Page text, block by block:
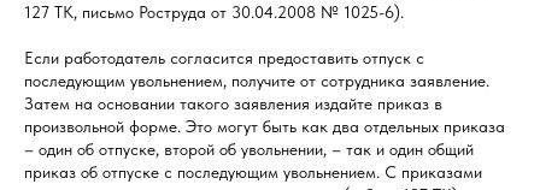
127 ТК, письмо Роструда от 30.04.2008 № 1025-6).
Если работодатель согласится предоставить отпуск с
последующим увольнением, получите от сотрудника заявление.
Затем на основании такого заявления издайте приказ в
произвольной форме. Это могут быть как два отдельных приказа
– один об отпуске, второй об увольнении, – так и один общий
приказ об отпуске с последующим увольнением. С приказами